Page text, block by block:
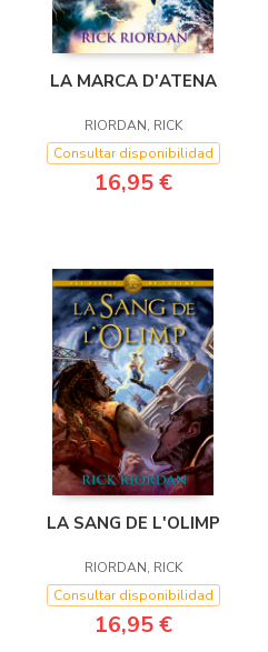
LA MARCA D'ATENA
RIORDAN, RICK
Consultar disponibilidad
16,95 €
LA SANG DE L'OLIMP
RIORDAN, RICK
Consultar disponibilidad
16,95 €